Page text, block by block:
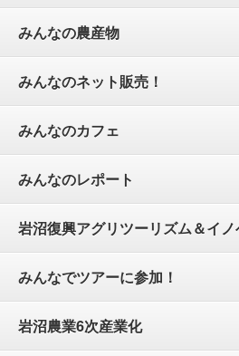
みんなの農産物
みんなのネット販売！
みんなのカフェ
みんなのレポート
岩沼復興アグリツーリズム＆イ
みんなでツアーに参加！
岩沼農業6次産業化